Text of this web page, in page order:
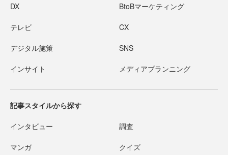
DX BtoBマーケティング
テレビ CX
デジタル施策 SNS
インサイト メディアプランニング
記事スタイルから探す
インタビュー 調査
マンガ クイズ